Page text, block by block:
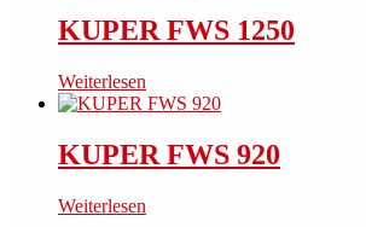
KUPER FWS 1250
Weiterlesen
KUPER FWS 920
Weiterlesen